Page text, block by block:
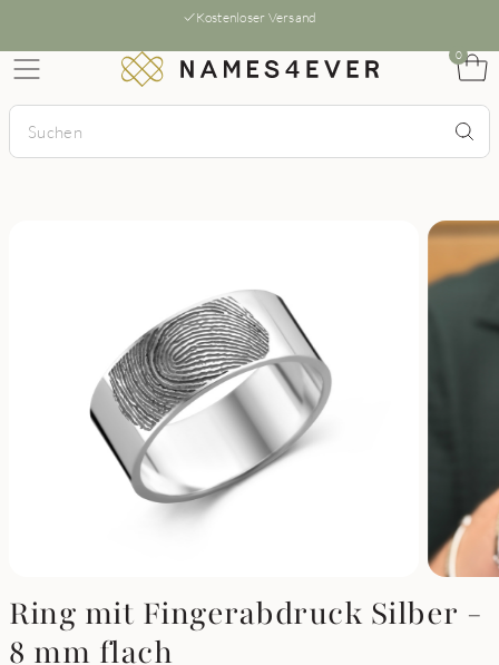
Kostenloser Versand
0
Ring mit Fingerabdruck Silber -
8 mm flach